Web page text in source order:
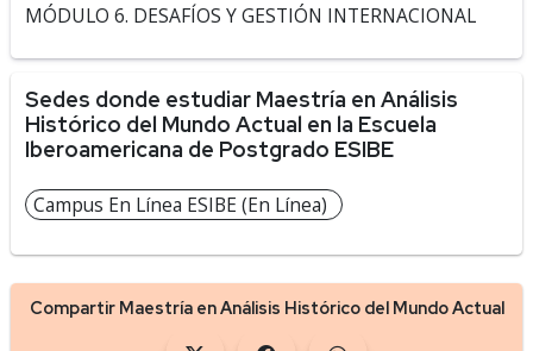
MÓDULO 6. DESAFÍOS Y GESTIÓN INTERNACIONAL
Sedes donde estudiar Maestría en Análisis
Histórico del Mundo Actual en la Escuela
Iberoamericana de Postgrado ESIBE
Campus En Línea ESIBE (En Línea)
Compartir Maestría en Análisis Histórico del Mundo Actual